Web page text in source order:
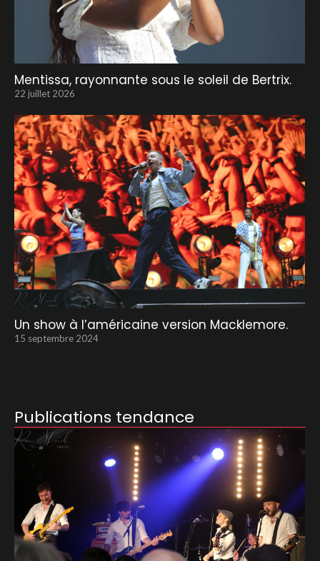
Mentissa, rayonnante sous le soleil de Bertrix.
22 juillet 2026
Un show à l’américaine version Macklemore.
15 septembre 2024
Publications tendance